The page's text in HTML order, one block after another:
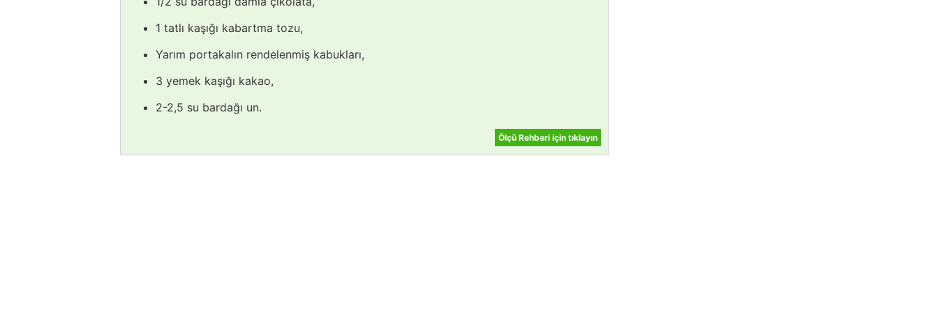
1 tatlı kaşığı kabartma tozu,
Yarım portakalın rendelenmiş kabukları,
3 yemek kaşığı kakao,
2-2,5 su bardağı un.
Ölçü Rehberi için tıklayın